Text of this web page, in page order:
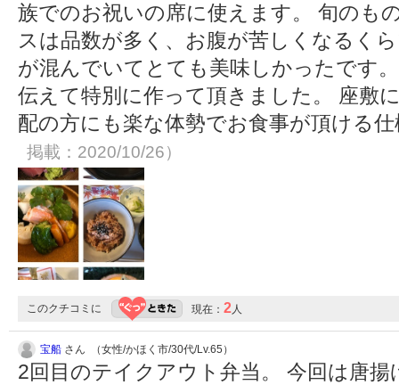
族でのお祝いの席に使えます。 旬のも
スは品数が多く、お腹が苦しくなるく
が混んでいてとても美味しかったです
伝えて特別に作って頂きました。 座敷
配の方にも楽な体勢でお食事が頂ける
掲載：2020/10/26）
このクチコミに 現在： 2人
宝船 さん （女性/かほく市/30代/Lv.65）
2回目のテイクアウト弁当。 今回は唐